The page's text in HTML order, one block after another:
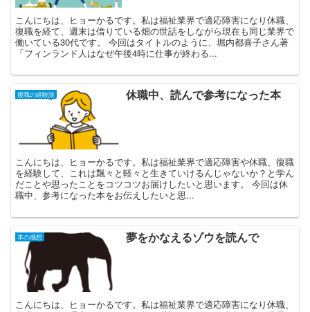
こんにちは、ヒョーかるです。私は福祉業界で適応障害になり休職、
復職を経て、週末は借りている畑の世話をしながら現在も同じ業界で
働いている30代です。 今回はタイトルのように、堀内都喜子さん著
「フィンランド人はなぜ午後4時に仕事が終わる...
復職の経験談 休職中、読んで参考になった本
こんにちは、ヒョーかるです。私は福祉業界で適応障害や休職、復職
を経験して、これは飄々と軽々と生きていけるんじゃないか？と学ん
だことや思ったことをコツコツお届けしたいと思います。 今回は休
職中、参考になった本をお伝えしたいと思...
本の感想 夢をかなえるゾウを読んで
こんにちは、ヒョーかるです。私は福祉業界で適応障害になり休職、